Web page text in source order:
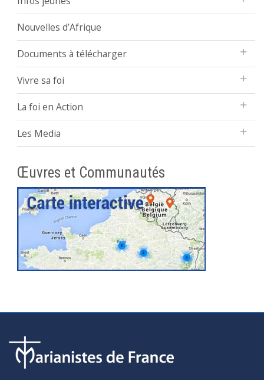
Nouvelles d’Afrique
Documents à télécharger
Vivre sa foi
La foi en Action
Les Media
Œuvres et Communautés